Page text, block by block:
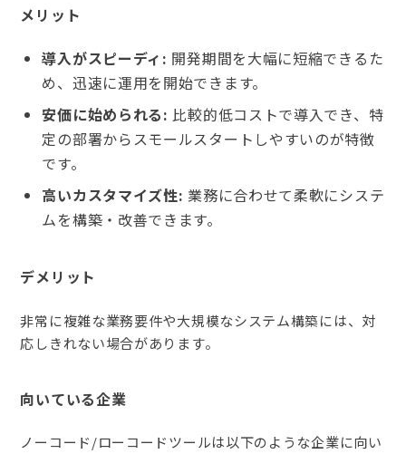
メリット
導入がスピーディ: 開発期間を大幅に短縮できるた
め、迅速に運用を開始できます。
安価に始められる: 比較的低コストで導入でき、特
定の部署からスモールスタートしやすいのが特徴
です。
高いカスタマイズ性: 業務に合わせて柔軟にシステ
ムを構築・改善できます。
デメリット
非常に複雑な業務要件や大規模なシステム構築には、対
応しきれない場合があります。
向いている企業
ノーコード/ローコードツールは以下のような企業に向い